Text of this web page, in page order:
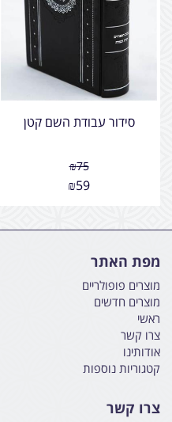
סידור עבודת השם קטן
₪75
₪59
מפת האתר
מוצרים פופולריים
מוצרים חדשים
ראשי
צרו קשר
אודותינו
קטגוריות נוספות
צרו קשר